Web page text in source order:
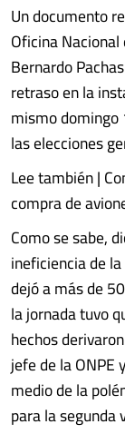
Un documento
Oficina
Bernardo
retraso en la
mismo domingo
las elecciones
Lee también |
compra de
Como se sabe,
ineficiencia de
dejó a más de
la jornada tuvo
hechos
jefe de la ONPE
medio de la
para la